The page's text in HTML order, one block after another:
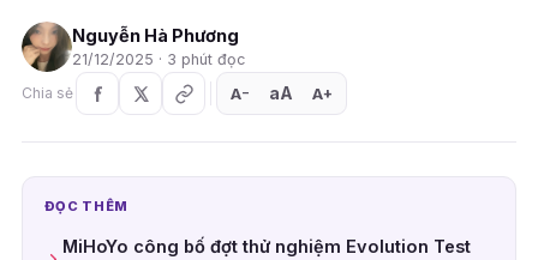
Nguyễn Hà Phương
21/12/2025 · 3 phút đọc
Chia sẻ
A− aA A+
ĐỌC THÊM
MiHoYo công bố đợt thử nghiệm Evolution Test